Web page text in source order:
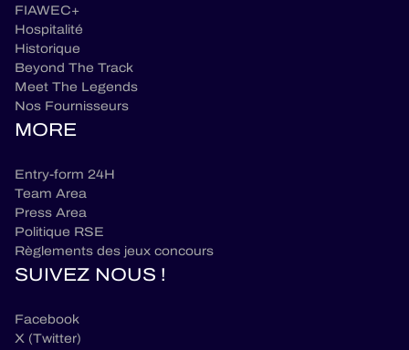
FIAWEC+
Hospitalité
Historique
Beyond The Track
Meet The Legends
Nos Fournisseurs
MORE
Entry-form 24H
Team Area
Press Area
Politique RSE
Règlements des jeux concours
SUIVEZ NOUS !
Facebook
X (Twitter)